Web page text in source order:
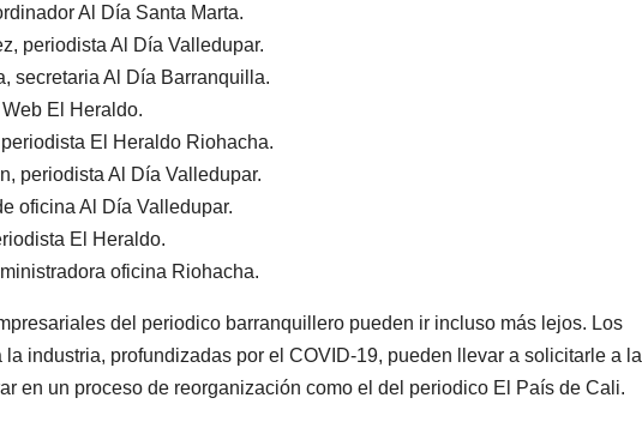
Al Día Santa Marta.
periodista Al Día Valledupar.
secretaria Al Día Barranquilla.
El Heraldo.
El Heraldo Riohacha.
periodista Al Día Valledupar.
oficina Al Día Valledupar.
El Heraldo.
oficina Riohacha.
del periodico barranquillero pueden ir incluso más lejos. Los
la industria, profundizadas por el COVID-19, pueden llevar a solicitarle a la
en un proceso de reorganización como el del periodico El País de Cali.